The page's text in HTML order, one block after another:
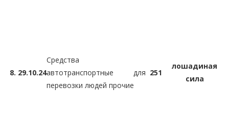
8. 29.10.24
Средства
автотранспортные для
перевозки людей прочие
251
лошадиная
сила